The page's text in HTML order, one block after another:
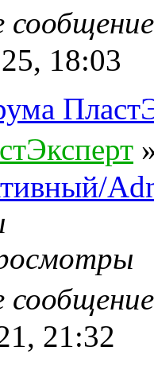
18:03
21:32